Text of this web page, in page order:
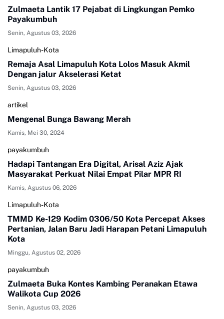
Zulmaeta Lantik 17 Pejabat di Lingkungan Pemko
Payakumbuh
Senin, Agustus 03, 2026
Limapuluh-Kota
Remaja Asal Limapuluh Kota Lolos Masuk Akmil
Dengan jalur Akselerasi Ketat
Senin, Agustus 03, 2026
artikel
Mengenal Bunga Bawang Merah
Kamis, Mei 30, 2024
payakumbuh
Hadapi Tantangan Era Digital, Arisal Aziz Ajak
Masyarakat Perkuat Nilai Empat Pilar MPR RI
Kamis, Agustus 06, 2026
Limapuluh-Kota
TMMD Ke-129 Kodim 0306/50 Kota Percepat Akses
Pertanian, Jalan Baru Jadi Harapan Petani Limapuluh
Kota
Minggu, Agustus 02, 2026
payakumbuh
Zulmaeta Buka Kontes Kambing Peranakan Etawa
Walikota Cup 2026
Senin, Agustus 03, 2026